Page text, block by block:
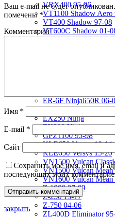
VRX400 95-96
VT1100 Shadow Aero
VT400 Shadow 97-08
VT600C Shadow 01-
ER-6F Ninja650R 06-
ER-6F12-16
EX250 Ninja
EX300 Ninja
GPZ1100 95-98
KLE650 Versys 10-14
KLE650 Versys 15-20
VN1500 Vulcan
VN1500 Vulcan Mean
VN1600 Vulcan Mean
Z-1000 07-09
Z-250 13-17
Z-750 04-06
ZL400D Eliminator
Ваш e-mail не будет опубликован.
помечены *
Комментарий
Имя *
E-mail *
Сайт
Сохранить моё имя, email и
последующих моих
закрыть